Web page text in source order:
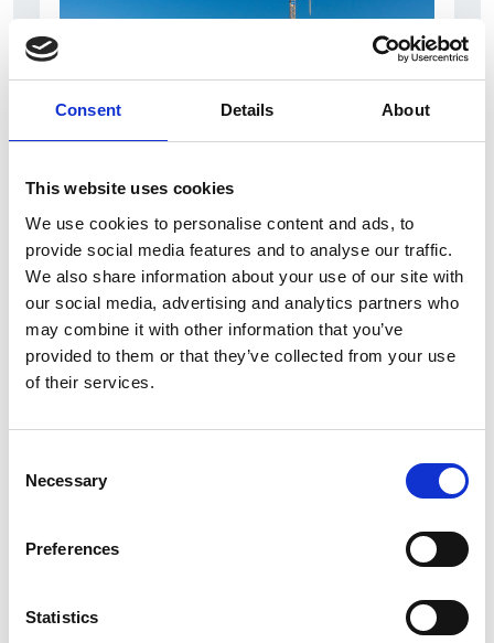
Consent Details About
This website uses cookies
We use cookies to personalise content and ads, to
provide social media features and to analyse our traffic.
We also share information about your use of our site with
our social media, advertising and analytics partners who
may combine it with other information that you’ve
provided to them or that they’ve collected from your use
of their services.
Selection
Necessary
Preferences
Statistics
7 Agosto 2026
Nel primo semestre è aumentata fortemente la
costruzione di nuove abitazioni
Repubblica Ceca
La Škoda avvia la produzione del suo SUV Peaq